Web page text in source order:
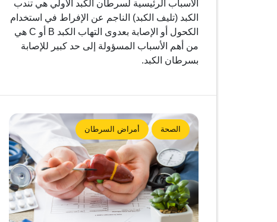
الأسباب الرئيسية لسرطان الكبد الأولي هي تندب
الكبد (تليف الكبد) الناجم عن الإفراط في استخدام
الكحول أو الإصابة بعدوى التهاب الكبد B أو C هي
من أهم الأسباب المسؤولة إلى حد كبير للإصابة
بسرطان الكبد.
الصحة أمراض السرطان